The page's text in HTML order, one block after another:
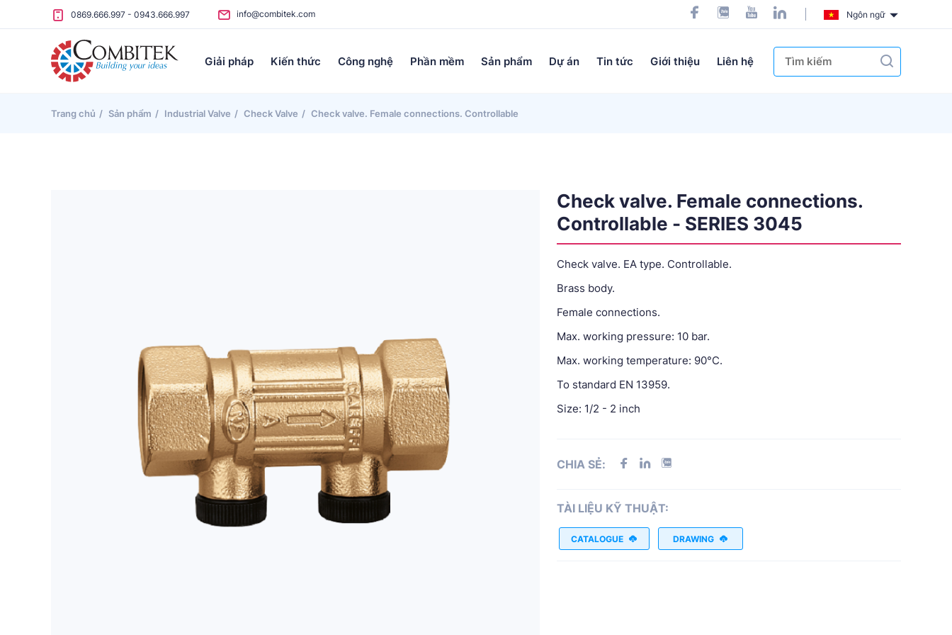
Skip to content
0869.666.997 - 0943.666.997 info@combitek.com Ngôn ngữ
Giải pháp Kiến thức Công nghệ Phần mềm Sản phẩm Dự án Tin tức Giới thiệu Liên hệ
Trang chủ Sản phẩm Industrial Valve Check Valve Check valve. Female connections. Controllable
Check valve. Female connections.
Controllable - SERIES 3045
Check valve. EA type. Controllable.
Brass body.
Female connections.
Max. working pressure: 10 bar.
Max. working temperature: 90°C.
To standard EN 13959.
Size: 1/2 - 2 inch
CHIA SẺ:
TÀI LIỆU KỸ THUẬT:
CATALOGUE DRAWING